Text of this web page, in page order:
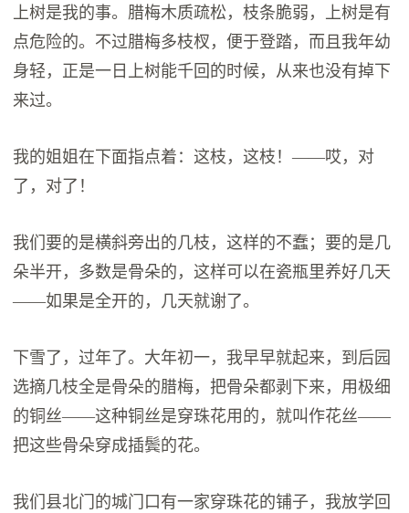
上树是我的事。腊梅木质疏松，枝条脆弱，上树是有
点危险的。不过腊梅多枝杈，便于登踏，而且我年幼
身轻，正是一日上树能千回的时候，从来也没有掉下
来过。
我的姐姐在下面指点着：这枝，这枝！——哎，对
了，对了！
我们要的是横斜旁出的几枝，这样的不蠢；要的是几
朵半开，多数是骨朵的，这样可以在瓷瓶里养好几天
——如果是全开的，几天就谢了。
下雪了，过年了。大年初一，我早早就起来，到后园
选摘几枝全是骨朵的腊梅，把骨朵都剥下来，用极细
的铜丝——这种铜丝是穿珠花用的，就叫作花丝——
把这些骨朵穿成插鬓的花。
我们县北门的城门口有一家穿珠花的铺子，我放学回